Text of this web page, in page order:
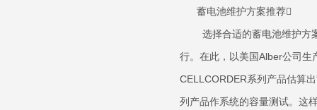
蓄电池维护方案推
选择合适的蓄电池维护方案
行。在此，以美国Alber公司生
CELLCORDER系列产品估算
列产品作系统的容量测试。这